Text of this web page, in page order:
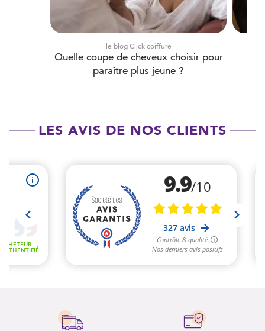
le blog Click coiffure
Quelle coupe de cheveux choisir pour
paraître plus jeune ?
LES AVIS DE NOS CLIENTS